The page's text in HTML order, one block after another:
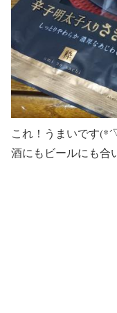
これ！うまいです
酒にもビールにも合